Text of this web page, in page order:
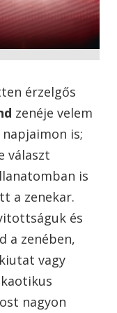
érzelgős
zenéje velem
is;
választ
is
a zenekar.
és
a zenében,
vagy
nagyon